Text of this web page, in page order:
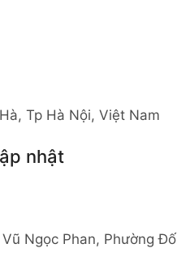
Tp Hà Nội, Việt Nam
nhật
Ngọc Phan, Phường